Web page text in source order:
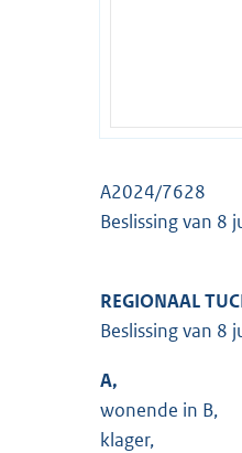
A2024/7628
Beslissing van 8
REGIONAAL
Beslissing van 8
A,
wonende in B,
klager,